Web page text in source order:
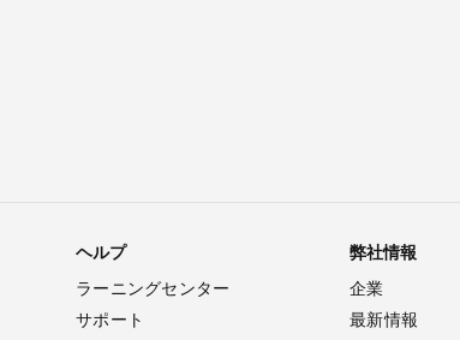
ヘルプ
ラーニングセンター
サポート
弊社情報
企業
最新情報